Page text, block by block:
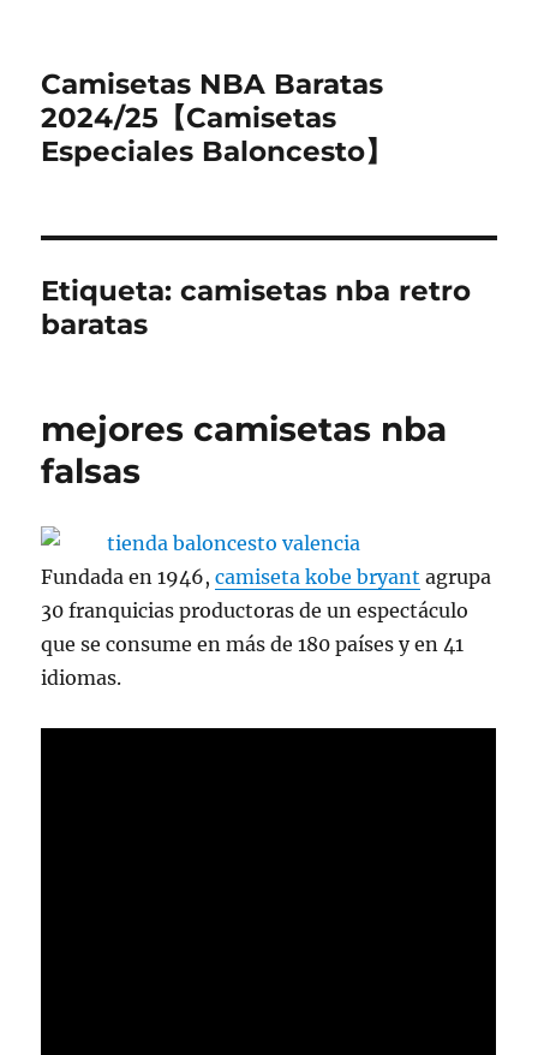
Camisetas NBA Baratas
2024/25【Camisetas
Especiales Baloncesto】
Etiqueta:camisetas nba retro
baratas
mejores camisetas nba
falsas
Fundada en 1946,camiseta kobe bryant agrupa
30 franquicias productoras de un espectáculo
que se consume en más de 180 países y en 41
idiomas.